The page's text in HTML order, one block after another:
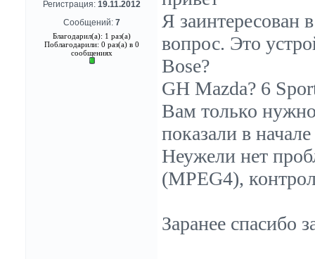
Регистрация: 19.11.2012
Сообщений: 7
Благодарил(а): 1 раз(а)
Поблагодарили: 0 раз(а) в 0
сообщениях
Я заинтересован
вопрос. Это
Bose?
GH Mazda? 6
Вам только
показали в
Неужели нет
(MPEG4),
Заранее спасибо